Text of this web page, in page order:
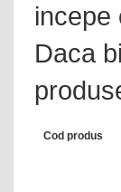
incepe
Daca
Cod produs